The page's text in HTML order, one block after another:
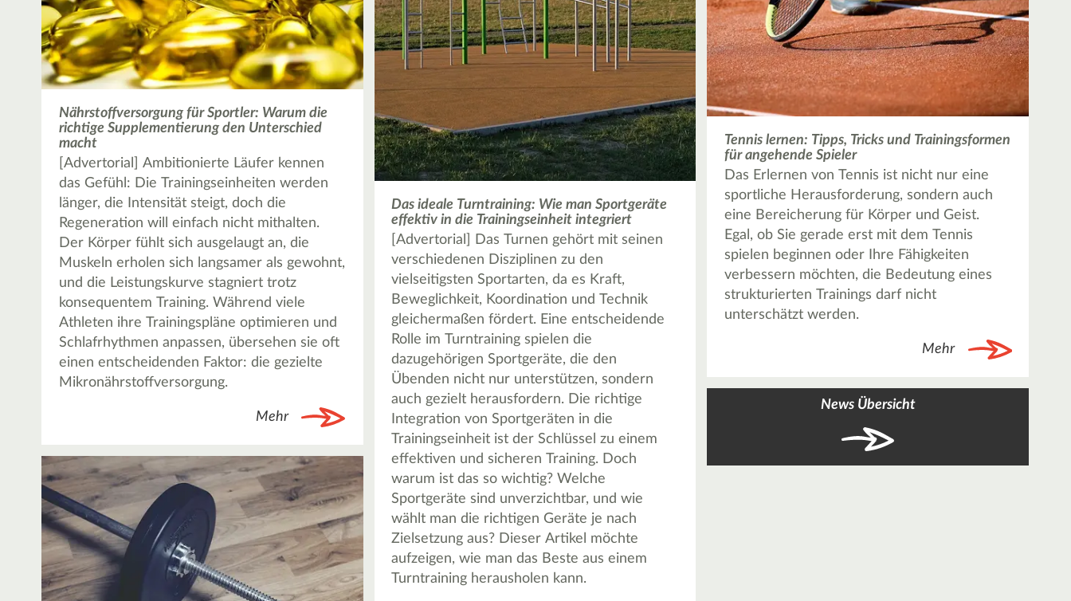
Nährstoffversorgung für Sportler: Warum die
richtige Supplementierung den Unterschied
macht
[Advertorial] Ambitionierte Läufer kennen
das Gefühl: Die Trainingseinheiten werden
länger, die Intensität steigt, doch die
Regeneration will einfach nicht mithalten.
Der Körper fühlt sich ausgelaugt an, die
Muskeln erholen sich langsamer als gewohnt,
und die Leistungskurve stagniert trotz
konsequentem Training. Während viele
Athleten ihre Trainingspläne optimieren und
Schlafrhythmen anpassen, übersehen sie oft
einen entscheidenden Faktor: die gezielte
Mikronährstoffversorgung.
Mehr
Das ideale Turntraining: Wie man Sportgeräte
effektiv in die Trainingseinheit integriert
[Advertorial] Das Turnen gehört mit seinen
verschiedenen Disziplinen zu den
vielseitigsten Sportarten, da es Kraft,
Beweglichkeit, Koordination und Technik
gleichermaßen fördert. Eine entscheidende
Rolle im Turntraining spielen die
dazugehörigen Sportgeräte, die den
Übenden nicht nur unterstützen, sondern
auch gezielt herausfordern. Die richtige
Integration von Sportgeräten in die
Trainingseinheit ist der Schlüssel zu einem
effektiven und sicheren Training. Doch
warum ist das so wichtig? Welche
Sportgeräte sind unverzichtbar, und wie
wählt man die richtigen Geräte je nach
Zielsetzung aus? Dieser Artikel möchte
aufzeigen, wie man das Beste aus einem
Turntraining herausholen kann.
Tennis lernen: Tipps, Tricks und Trainingsformen
für angehende Spieler
Das Erlernen von Tennis ist nicht nur eine
sportliche Herausforderung, sondern auch
eine Bereicherung für Körper und Geist.
Egal, ob Sie gerade erst mit dem Tennis
spielen beginnen oder Ihre Fähigkeiten
verbessern möchten, die Bedeutung eines
strukturierten Trainings darf nicht
unterschätzt werden.
Mehr
News Übersicht